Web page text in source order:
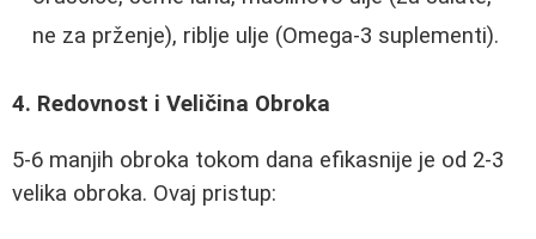
ne za prženje), riblje ulje (Omega-3 suplementi).
4. Redovnost i Veličina Obroka
5-6 manjih obroka tokom dana efikasnije je od 2-3
velika obroka. Ovaj pristup: